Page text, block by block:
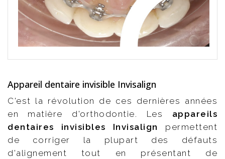
Appareil dentaire invisible Invisalign
C'est la révolution de ces dernières années
en matière d'orthodontie. Les appareils
dentaires invisibles Invisalign
permettent
de corriger la plupart des défauts
d'alignement tout en présentant de